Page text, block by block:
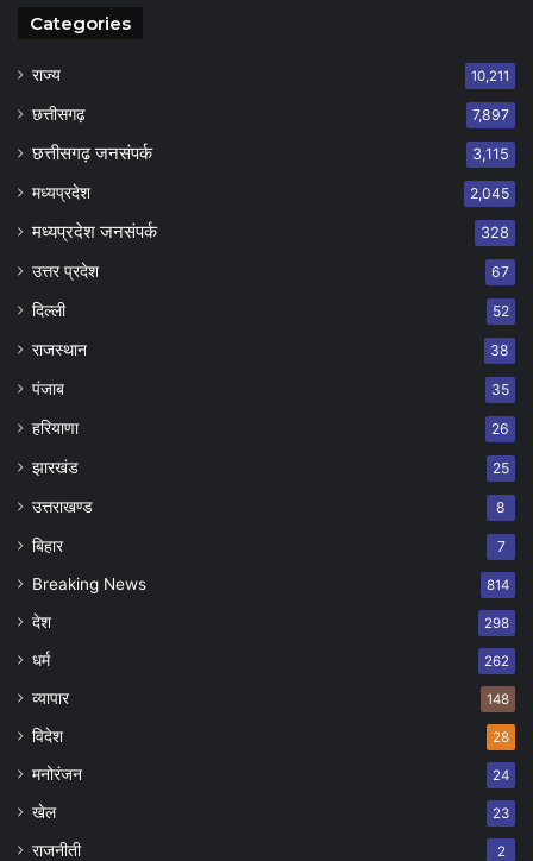
Categories
राज्य 10,211
छत्तीसगढ़ 7,897
छत्तीसगढ़ जनसंपर्क 3,115
मध्यप्रदेश 2,045
मध्यप्रदेश जनसंपर्क 328
उत्तर प्रदेश 67
दिल्ली 52
राजस्थान 38
पंजाब 35
हरियाणा 26
झारखंड 25
उत्तराखण्ड 8
बिहार 7
Breaking News 814
देश 298
धर्म 262
व्यापार 148
विदेश 28
मनोरंजन 24
खेल 23
राजनीती 2